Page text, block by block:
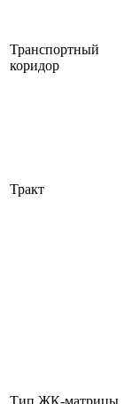
Транспортный
коридор
Тракт